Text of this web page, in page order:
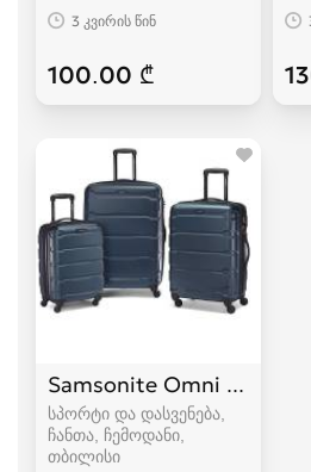
3 კვირის წინ
100.00 ₾
Samsonite Omni PC
სპორტი და დასვენება,
ჩანთა, ჩემოდანი
თბილისი